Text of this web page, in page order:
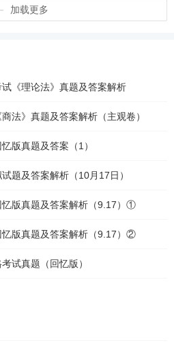
加载更多
《理论法》真题及答案解析
法》真题及答案解析（主观卷）
版真题及答案（1）
题及答案解析（10月17日）
版真题及答案解析（9.17）①
版真题及答案解析（9.17）②
试真题（回忆版）